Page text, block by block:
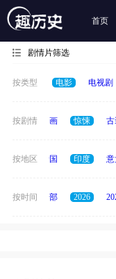
首页
剧情片筛选
按类型 电影 电视剧
按剧情
悬疑 动画 惊悚 古
按地区
德国 泰国 印度 意
按时间 全部 2026